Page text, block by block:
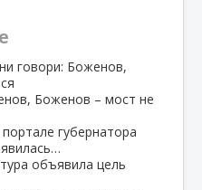
говори: Боженов,
губернатора
объявила цель